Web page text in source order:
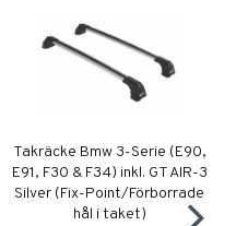
Takräcke Bmw 3-Serie (E90,
E91, F30 & F34) inkl. GT AIR-3
Silver (Fix-Point/Förborrade
hål i taket)